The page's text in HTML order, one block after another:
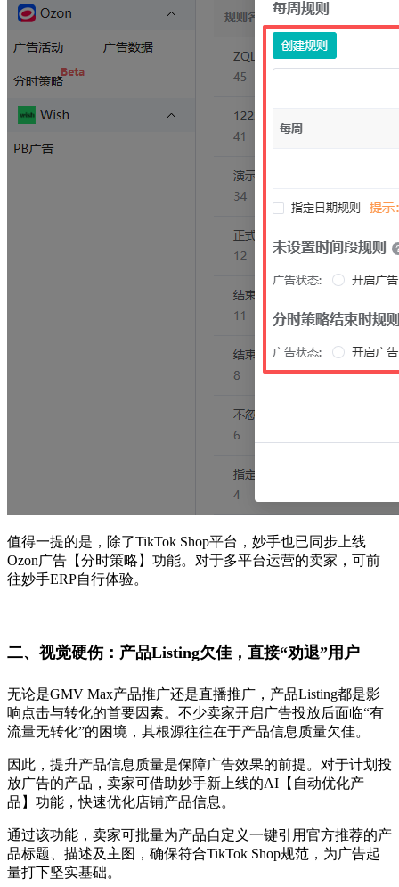
值得一提的是，除了TikTok Shop平台，妙手也已同步上线
Ozon广告【分时策略】功能。对于多平台运营的卖家，可前
往妙手ERP自行体验。
二、视觉硬伤： 产品Listing欠佳，直接“劝退”用户
无论是GMV Max产品推广还是直播推广，产品Listing都是影
响点击与转化的首要因素。不少卖家开启广告投放后面临“有
流量无转化”的困境，其根源往往在于产品信息质量欠佳。
因此，提升产品信息质量是保障广告效果的前提。对于计划投
放广告的产品，卖家可借助妙手新上线的AI【自动优化产
品】功能，快速优化店铺产品信息。
通过该功能，卖家可批量为产品自定义一键引用官方推荐的产
品标题、描述及主图，确保符合TikTok Shop规范，为广告起
量打下坚实基础。